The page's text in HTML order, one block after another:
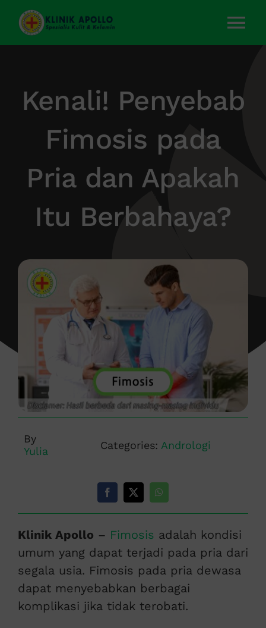
Skip
content
Layanan Kami
Tentang Kami
Artikel
Kontak Kami
Kenali! Penyebab
Fimosis pada
Pria dan Apakah
Itu Berbahaya?
By
Yulia
Categories: Andrologi
Klinik Apollo – Fimosis adalah kondisi
umum yang dapat terjadi pada pria dari
segala usia. Fimosis pada pria dewasa
dapat menyebabkan berbagai
komplikasi jika tidak terobati.